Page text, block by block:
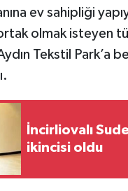
ev sahipliği
olmak isteyen
Tekstil Park’a
İncirliovalı
ikincisi oldu